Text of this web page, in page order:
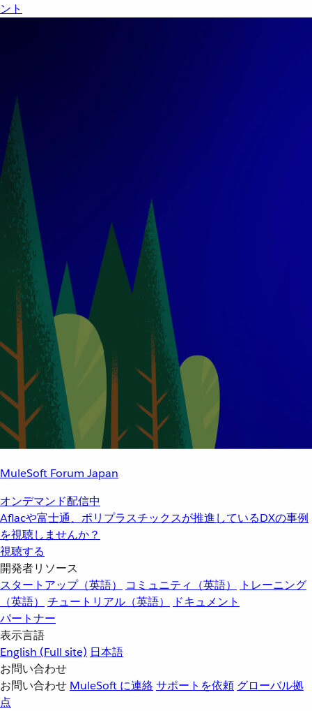
ント
MuleSoft Forum Japan
オンデマンド配信中
Aflacや富士通、ポリプラスチックスが推進しているDXの事例
を視聴しませんか？
視聴する
開発者リソース
スタートアップ（英語）
コミュニティ（英語）
トレーニング
（英語）
チュートリアル（英語）
ドキュメント
パートナー
表示言語
English (Full site) 日本語
お問い合わせ
お問い合わせ MuleSoft に連絡サポートを依頼 グローバル拠
点